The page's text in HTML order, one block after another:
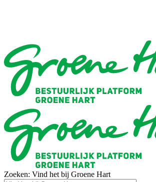
Zoeken: Vind het bij Groene Hart